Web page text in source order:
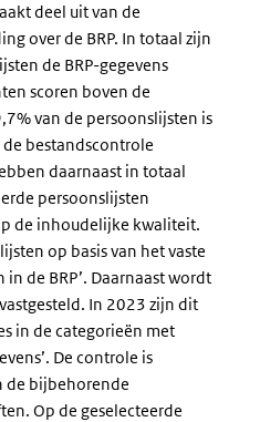
deel uit van de
over de BRP. In totaal zijn
de BRP-gegevens
scoren boven de
van de persoonslijsten is
bestandscontrole
daarnaast in totaal
persoonslijsten
de inhoudelijke kwaliteit.
op basis van het vaste
de BRP’. Daarnaast wordt
In 2023 zijn dit
in de categorieën met
De controle is
de bijbehorende
Op de geselecteerde